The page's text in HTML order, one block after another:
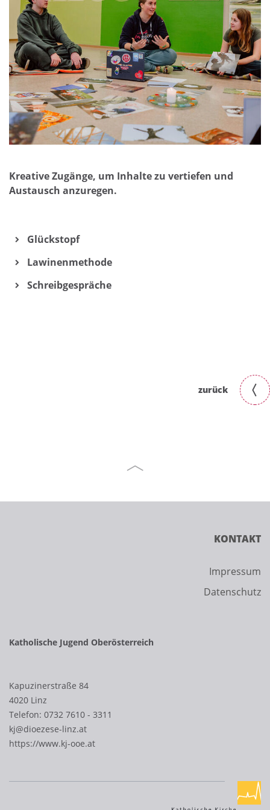
Kreative Zugänge, um Inhalte zu vertiefen und
Austausch anzuregen.
Glückstopf
Lawinenmethode
Schreibgespräche
zurück
KONTAKT
Impressum
Datenschutz
Katholische Jugend Oberösterreich
Kapuzinerstraße 84
4020 Linz
Telefon: 0732 7610 - 3311
kj@dioezese-linz.at
https://www.kj-ooe.at